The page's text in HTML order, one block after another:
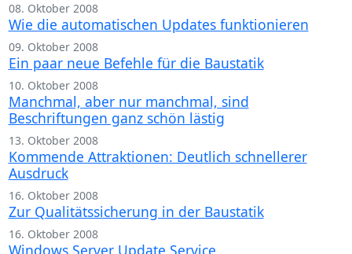
08. Oktober 2008
Wie die automatischen Updates funktionieren
09. Oktober 2008
Ein paar neue Befehle für die Baustatik
10. Oktober 2008
Manchmal, aber nur manchmal, sind
Beschriftungen ganz schön lästig
13. Oktober 2008
Kommende Attraktionen: Deutlich schnellerer
Ausdruck
16. Oktober 2008
Zur Qualitätssicherung in der Baustatik
16. Oktober 2008
Windows Server Update Service